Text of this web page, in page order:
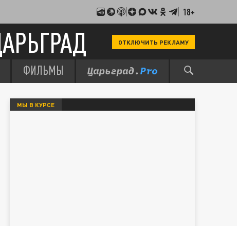
18+
ОТКЛЮЧИТЬ РЕКЛАМУ
ФИЛЬМЫ
МЫ В КУРСЕ